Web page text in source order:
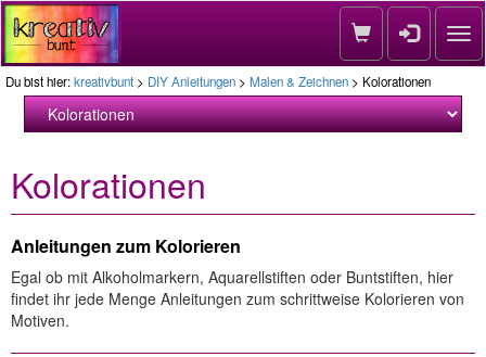
Du bist hier:kreativbunt > DIY Anleitungen > Malen & Zeichnen > Kolorationen
Kolorationen
Anleitungen zum Kolorieren
Egal ob mit Alkoholmarkern, Aquarellstiften oder Buntstiften, hier
findet ihr jede Menge Anleitungen zum schrittweise Kolorieren von
Motiven.